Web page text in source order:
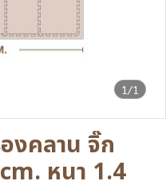
1/1
งคลาน จิ๊ก
หนา 1.4